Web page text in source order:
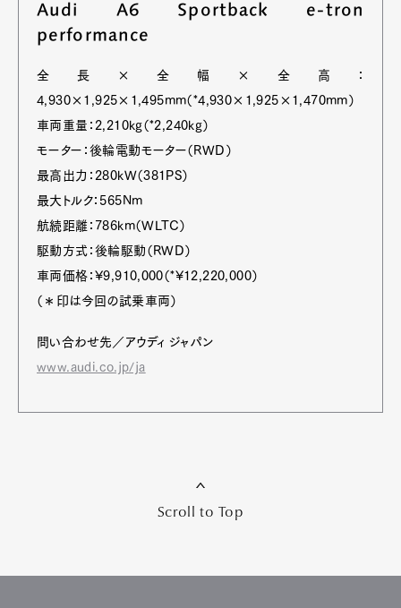
Audi A6 Sportback e-tron
performance
全長×全幅×全高：
4,930×1,925×1,495mm（*4,930×1,925×1,470mm）
車両重量：2,210kg（*2,240kg）
モーター：後輪電動モーター（RWD）
最高出力：280kW（381PS）
最大トルク：565Nm
航続距離：786km（WLTC）
駆動方式：後輪駆動（RWD）
車両価格：¥9,910,000（*¥12,220,000）
（＊印は今回の試乗車両）
問い合わせ先／アウディ ジャパン
www.audi.co.jp/ja
Scroll to Top